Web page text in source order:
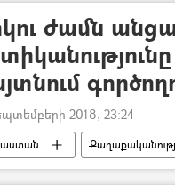
ժամն
2018, 23:24
Վանեցյան